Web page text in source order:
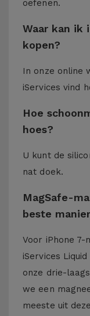
oefenen.
Waar kan ik
kopen?
In onze online
iServices vind
Hoe
hoes?
U kunt de
nat doek.
MagSafe-
beste manier
Voor iPhone 7-
iServices
onze drie-
we een
meeste uit